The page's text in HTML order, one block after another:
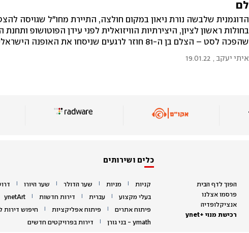
לם
הדוגמנית שלבשה נורת ניאון במקום חולצה, התיירת מחו"ל שגויסה
בחולות ראשון לציון, היצירתיות הוויזואלית לפני עידן הפוטושופ ותחנת
שהפכה לסט – הצלם בן ה-81 חוזר לרגעים שניסחו את האופנה הישראלית
איתי יעקב ,
19.01.22
הפוך לדף הבית
פרסמו אצלנו
אנציקלופדיה
רכישת מנוי +ynet
כלים ושירותים
קניות מניות שער הדולר שער היורו
בעלי מקצוע עברית דירות חדשות ynetArt
פיתוח אתרים פיתוח אפליקציות חיפוש דירות
ymath - בני גורן דירות בפרויקטים חדשים